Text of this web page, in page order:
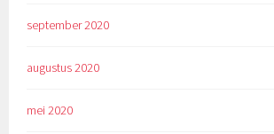
september 2020
augustus 2020
mei 2020